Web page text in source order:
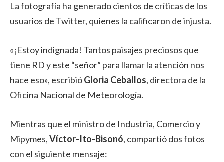
La fotografía ha generado cientos de críticas de los
usuarios de Twitter, quienes la calificaron de injusta.
«¡Estoy indignada! Tantos paisajes preciosos que
tiene RD y este “señor” para llamar la atención nos
hace eso», escribióGloria Ceballos, directora de la
Oficina Nacional de Meteorología.
Mientras que el ministro de Industria, Comercio y
Mipymes,Víctor-Ito-Bisonó, compartió dos fotos
con el siguiente mensaje: